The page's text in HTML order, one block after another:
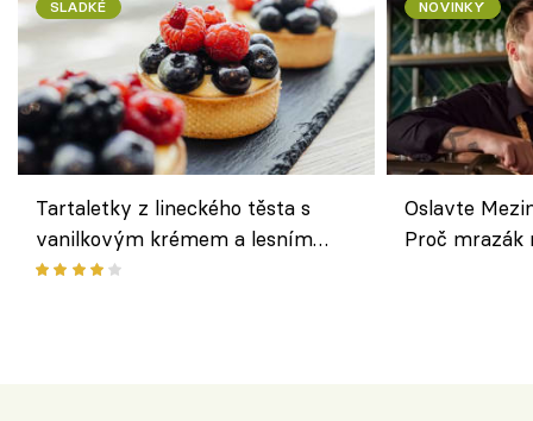
SLADKÉ
Tartaletky z lineckého těsta s
vanilkovým krémem a lesním
ovocem podle Bread Society
NOVINKY
Oslavte
Proč